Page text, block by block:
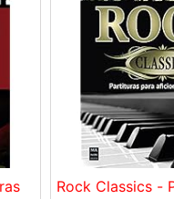
Rock Classics -